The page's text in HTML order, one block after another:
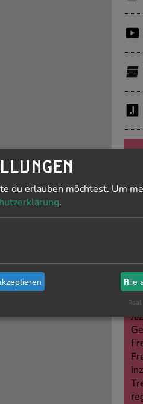
ist
du erlauben möchtest. Um
.
Alle